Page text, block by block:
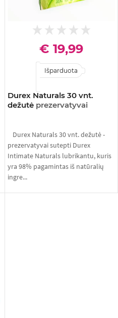
Durex Naturals 30 vnt.
dežutė prezervatyvai
€ 19,99
Išparduota
Durex Naturals 30 vnt. dežutė -
prezervatyvai sutepti Durex
Intimate Naturals lubrikantu, kuris
yra 98% pagamintas iš natūralių
ingre...